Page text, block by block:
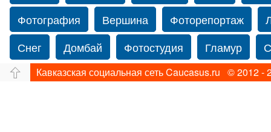
Фотография
Вершина Фоторепортаж
Снег
Домбай Фотостудия Гламур
Путешествие
Перевал Свадьба фото
Кавказская социальная сеть Caucasus.ru © 2012 -